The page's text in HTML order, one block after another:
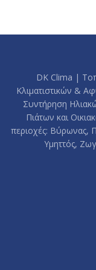
DK Clima |
Κλιματιστικών &
Συντήρηση
Πιάτων και
περιοχές: Βύρωνας,
Υμηττός,